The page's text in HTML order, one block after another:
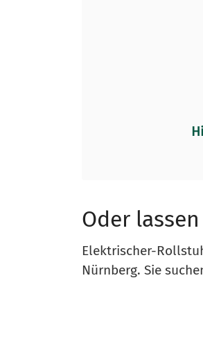
Oder
Elektrischer-
Nürnberg. Sie